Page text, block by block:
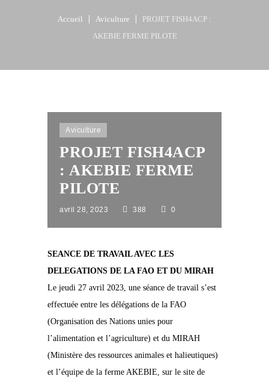
Accueil Aviculture
PROJET FISH4ACP :
AKEBIE FERME PILOTE
Aviculture
PROJET FISH4ACP
: AKEBIE FERME
PILOTE
avril 28, 2023 388 0
SEANCE DE TRAVAIL AVEC LES
DELEGATIONS DE LA FAO ET DU MIRAH
Le jeudi 27 avril 2023, une séance de travail s’est
effectuée entre les délégations de la FAO
(Organisation des Nations unies pour
l’alimentation et l’agriculture) et du MIRAH
(Ministère des ressources animales et halieutiques)
et l’équipe de la ferme AKEBIE, sur le site de